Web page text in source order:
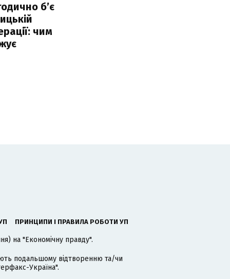
б’є
чим
ПРИНЦИПИ І ПРАВИЛА РОБОТИ УП
на "Економічну правду".
подальшому відтворенню та/чи
Україна".